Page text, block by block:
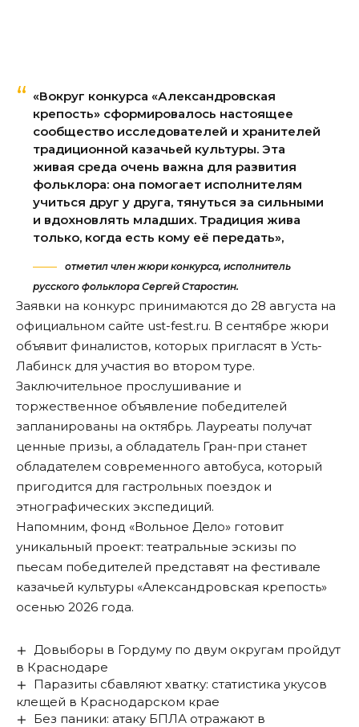
«Вокруг конкурса «Александровская
крепость» сформировалось настоящее
сообщество исследователей и хранителей
традиционной казачьей культуры. Эта
живая среда очень важна для развития
фольклора: она помогает исполнителям
учиться друг у друга, тянуться за сильными
и вдохновлять младших. Традиция жива
только, когда есть кому её передать»,
отметил член жюри конкурса, исполнитель
русского фольклора Сергей Старостин.
Заявки на конкурс принимаются до 28 августа на
официальном сайте ust-fest.ru. В сентябре жюри
объявит финалистов, которых пригласят в Усть-
Лабинск для участия во втором туре.
Заключительное прослушивание и
торжественное объявление победителей
запланированы на октябрь. Лауреаты получат
ценные призы, а обладатель Гран-при станет
обладателем современного автобуса, который
пригодится для гастрольных поездок и
этнографических экспедиций.
Напомним, фонд «Вольное Дело» готовит
уникальный проект: театральные эскизы по
пьесам победителей представят на фестивале
казачьей культуры «Александровская крепость»
осенью 2026 года.
Довыборы в Гордуму по двум округам пройдут
в Краснодаре
Паразиты сбавляют хватку: статистика укусов
клещей в Краснодарском крае
Без паники: атаку БПЛА отражают в